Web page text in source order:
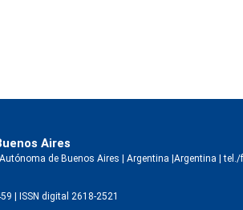
Aires
de Buenos Aires | Argentina |Argentina | tel./
| ISSN digital 2618-2521